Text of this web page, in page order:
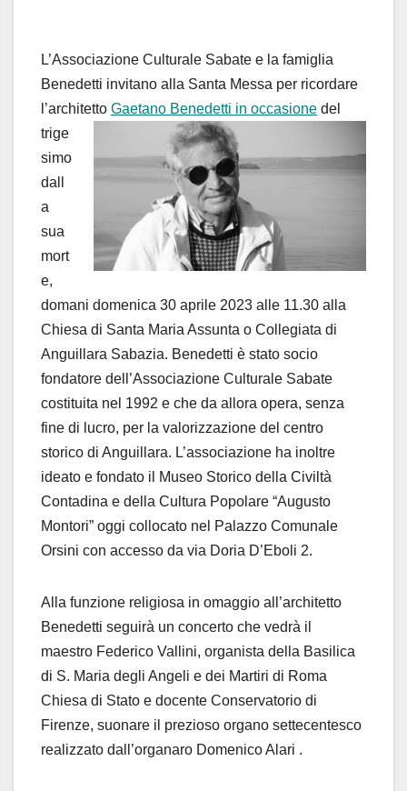
L’Associazione Culturale Sabate e la famiglia
Benedetti invitano alla Santa Messa per ricordare
l’architetto Gaetano Benedetti in occasione del
trige
simo
dall
a
sua
mort
e,
domani domenica 30 aprile 2023 alle 11.30 alla
Chiesa di Santa Maria Assunta o Collegiata di
Anguillara Sabazia. Benedetti è stato socio
fondatore dell’Associazione Culturale Sabate
costituita nel 1992 e che da allora opera, senza
fine di lucro, per la valorizzazione del centro
storico di Anguillara. L’associazione ha inoltre
ideato e fondato il Museo Storico della Civiltà
Contadina e della Cultura Popolare “Augusto
Montori” oggi collocato nel Palazzo Comunale
Orsini con accesso da via Doria D’Eboli 2.
Alla funzione religiosa in omaggio all’architetto
Benedetti seguirà un concerto che vedrà il
maestro Federico Vallini, organista della Basilica
di S. Maria degli Angeli e dei Martiri di Roma
Chiesa di Stato e docente Conservatorio di
Firenze, suonare il prezioso organo settecentesco
realizzato dall’organaro Domenico Alari .